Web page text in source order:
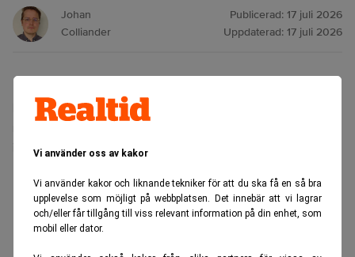
Vi använder oss av kakor
Vi använder kakor och liknande tekniker för att du ska få en så bra
upplevelse som möjligt på webbplatsen. Det innebär att vi lagrar
och/eller får tillgång till viss relevant information på din enhet, som
mobil eller dator.
Johan
Colliander
Publicerad: 17 juli 2026
Uppdaterad: 17 juli 2026
har bromsat in, och vissa förvaltare positionerar sig
investeringsvågen ska sakta ner.
ANNONS